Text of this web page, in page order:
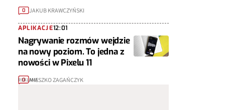
0 JAKUB KRAWCZYŃSKI
APLIKACJE12:01
Nagrywanie rozmów wejdzie
na nowy poziom. To jedna z
nowości w Pixelu 11
0 MIESZKO ZAGAŃCZYK